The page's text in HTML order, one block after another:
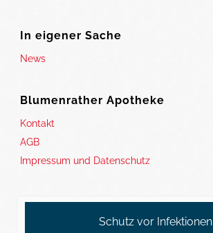
In eigener Sache
News
Blumenrather Apotheke
Kontakt
AGB
Impressum und Datenschutz
Schutz vor Infektionen